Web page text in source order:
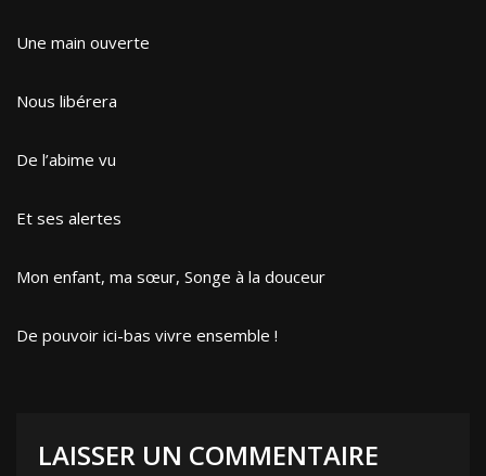
Une main ouverte
Nous libérera
De l’abime vu
Et ses alertes
Mon enfant, ma sœur, Songe à la douceur
De pouvoir ici-bas vivre ensemble !
LAISSER UN COMMENTAIRE